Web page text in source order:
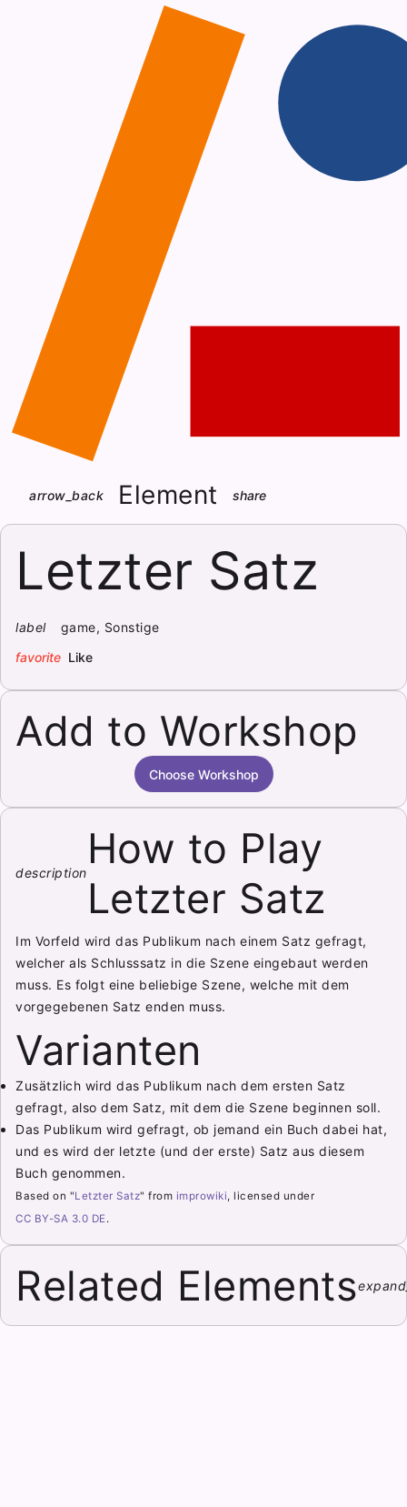
arrow_back Element share
Letzter Satz
label
game, Sonstige
favorite Like
Add to Workshop
Choose Workshop
description How to Play
Letzter Satz
Im Vorfeld wird das Publikum nach einem Satz gefragt,
welcher als Schlusssatz in die Szene eingebaut werden
muss. Es folgt eine beliebige Szene, welche mit dem
vorgegebenen Satz enden muss.
Varianten
Zusätzlich wird das Publikum nach dem ersten Satz
gefragt, also dem Satz, mit dem die Szene beginnen soll.
Das Publikum wird gefragt, ob jemand ein Buch dabei hat,
und es wird der letzte (und der erste) Satz aus diesem
Buch genommen.
Based on "Letzter Satz" from improwiki, licensed under
CC BY-SA 3.0 DE.
Related Elements